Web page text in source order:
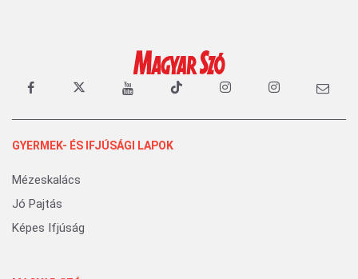
GYERMEK- ÉS IFJÚSÁGI LAPOK
Mézeskalács
Jó Pajtás
Képes Ifjúság